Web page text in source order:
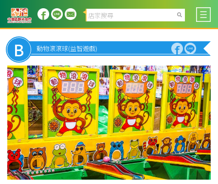
B 動物滾滾球(益智遊戲)